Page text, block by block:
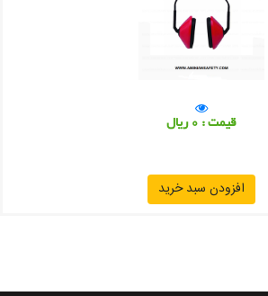
قیمت : 0 ریال
افزودن سبد خرید